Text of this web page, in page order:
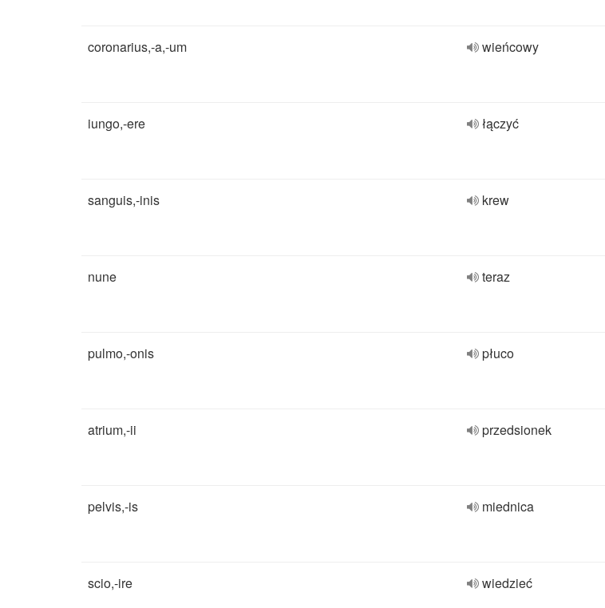
coronarius,-a,-um wieńcowy
iungo,-ere łączyć
sanguis,-inis krew
nune teraz
pulmo,-onis płuco
atrium,-ii przedsionek
pelvis,-is miednica
scio,-ire wiedzieć